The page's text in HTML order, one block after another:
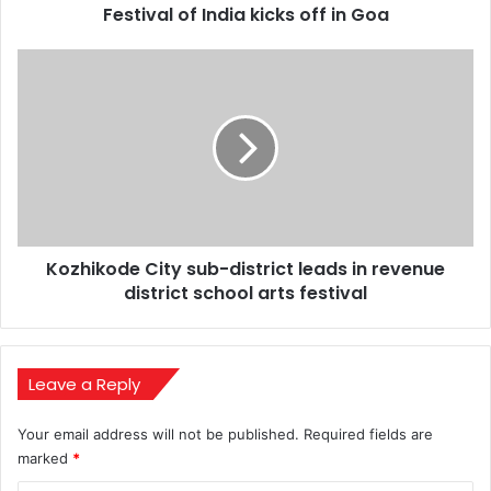
Festival of India kicks off in Goa
school
Kozhikode City sub-district leads in revenue
district school arts festival
Leave a Reply
Your email address will not be published. Required fields are
marked *